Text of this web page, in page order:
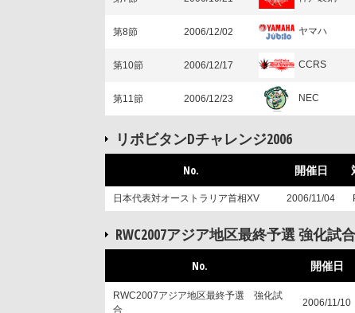
第8節 2006/12/02 ヤマハ
第10節 2006/12/17 CCRS
第11節 2006/12/23 NEC
リポビタンDチャレンジ2006
No. 開催日
日本代表対オーストラリア首相XV 2006/11/04
RWC2007アジア地区最終予選 強化試合
No. 開催日
RWC2007アジア地区最終予選 強化試
合
2006/11/10